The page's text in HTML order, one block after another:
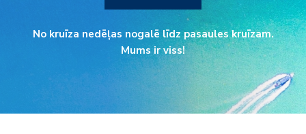
No kruīza nedēļas nogalē līdz pasaules kruīzam.
Mums ir viss!